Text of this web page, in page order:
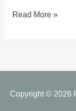
Read More »
Copyright © 2026